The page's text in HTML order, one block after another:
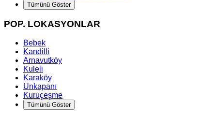
Tümünü Göster
POP. LOKASYONLAR
Bebek
Kandilli
Arnavutköy
Kuleli
Karaköy
Unkapanı
Kuruçeşme
Tümünü Göster